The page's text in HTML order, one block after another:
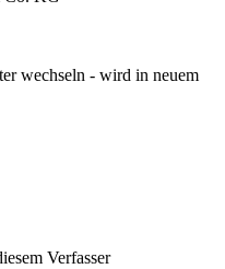
wechseln - wird in neuem
Verfasser